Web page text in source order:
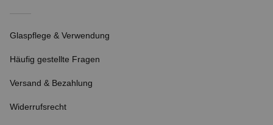
Glaspflege & Verwendung
Häufig gestellte Fragen
Versand & Bezahlung
Widerrufsrecht